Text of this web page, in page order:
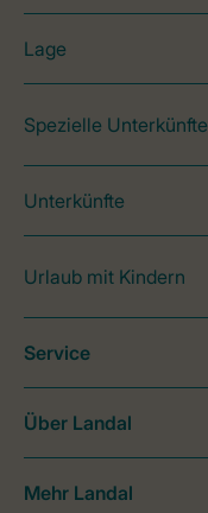
Lage
Spezielle Unterkünfte
Unterkünfte
Urlaub mit Kindern
Service
Über Landal
Mehr Landal